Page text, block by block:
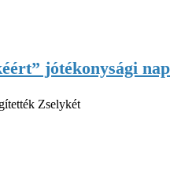
jótékonysági nap
Zselykét